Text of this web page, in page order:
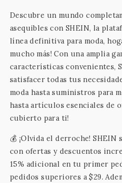
Descubre un mundo
asequibles con SHEIN, la
línea definitiva para moda,
mucho más! Con una amplia
características convenientes,
satisfacer todas tus
moda hasta suministros para
hasta artículos esenciales de
cubierto para ti!
💰 ¡Olvida el derroche! SHEIN
con ofertas y descuentos
15% adicional en tu primer
pedidos superiores a $29.